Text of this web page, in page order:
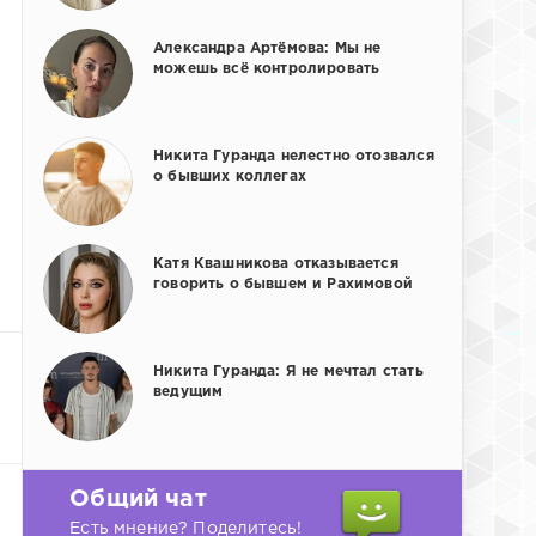
Александра Артёмова: Мы не
можешь всё контролировать
Никита Гуранда нелестно отозвался
о бывших коллегах
Катя Квашникова отказывается
говорить о бывшем и Рахимовой
Никита Гуранда: Я не мечтал стать
ведущим
Общий чат
Есть мнение? Поделитесь!